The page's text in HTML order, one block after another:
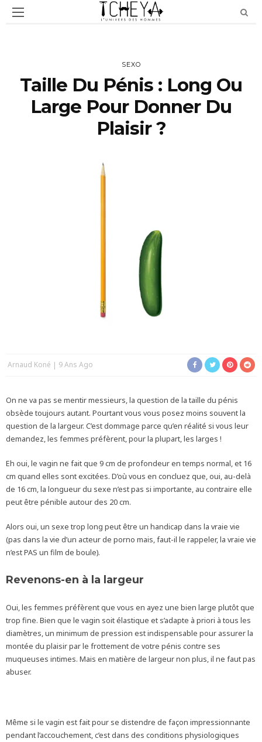
SEXO
Taille Du Pénis : Long Ou
Large Pour Donner Du
Plaisir ?
Arnaud Koné 9 Ans Ago
On ne va pas se mentir messieurs, la question de la taille du pénis
obsède toujours autant. Pourtant vous vous posez moins souvent la
question de la largeur. C’est dommage parce qu’en réalité si vous leur
demandez, les femmes préfèrent, pour la plupart, les larges !
Eh oui, le vagin ne fait que 9 cm de profondeur en temps normal, et 16
cm quand elles sont excitées. D’où vous en concluez que, oui, au-delà
de 16 cm, la longueur du sexe n’est pas si importante, au contraire elle
peut être pénible autour des 20 cm.
Alors oui, un sexe trop long peut être un handicap dans la vraie vie
(pas dans la vie d’un acteur de porno mais, faut-il le rappeler, la vraie vie
n’est PAS un film de boule).
Revenons-en à la largeur
Oui, les femmes préfèrent que vous en ayez une bien large plutôt que
trop fine. Bien que le vagin soit élastique et s’adapte à priori à tous les
diamètres, un minimum de pression est indispensable pour assurer la
montée du plaisir par le frottement de votre pénis contre ses
muqueuses intimes. Mais en matière de largeur non plus, il ne faut pas
abuser.
Même si le vagin est fait pour se distendre de façon impressionnante
pendant l’accouchement, c’est dans des conditions physiologiques